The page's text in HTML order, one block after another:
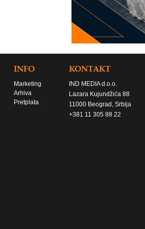
INFO
Marketing
Arhiva
Pretplata
KONTAKT
IND MEDIA d.o.o.
Lazara Kujundžića 88
11000 Beograd, Srbija
+381 11 305 88 22